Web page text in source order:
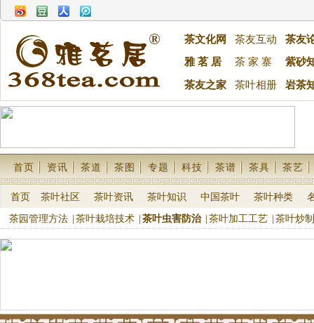
茶文化网 茶友互动
茶友
雅 茗 居
茶 家 寨 紫砂
茶友之家 茶叶相册 岩茶
首页 资讯 茶道 茶图 专题 科技 茶谱 茶具 茶艺
首页 茶叶社区 茶叶资讯 茶叶知识 中国茶叶 茶叶种类
茶园管理方法 茶叶栽培技术 茶叶虫害防治 茶叶加工工艺 茶叶炒